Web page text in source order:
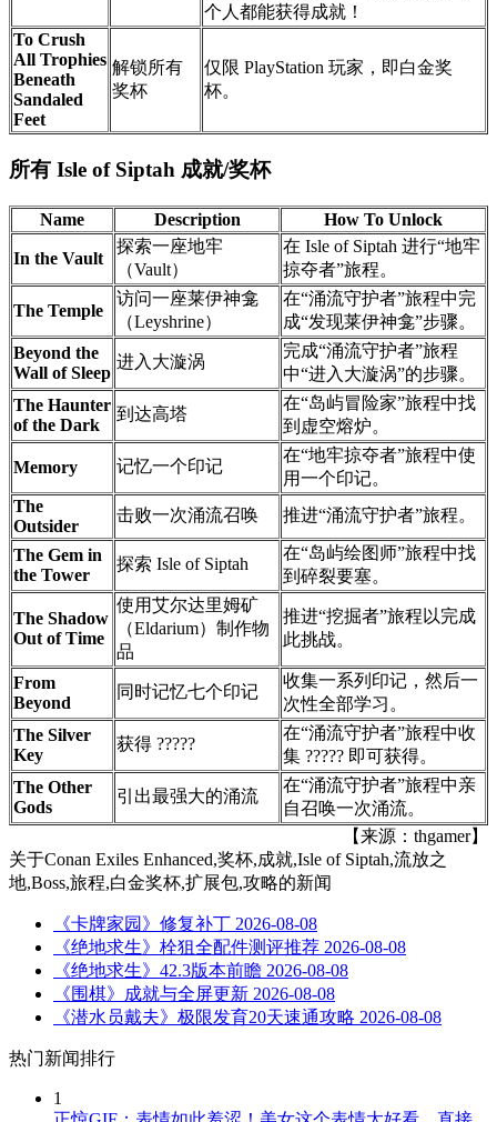
个人都能获得成就！
To Crush
All Trophies
Beneath
Sandaled
Feet
解锁所有
奖杯
仅限 PlayStation 玩家，即白金奖
杯。
所有 Isle of Siptah 成就/奖杯
Name Description How To Unlock
In the Vault
探索一座地牢
（Vault）
在 Isle of Siptah 进行“地牢
掠夺者”旅程。
The Temple
访问一座莱伊神龛
（Leyshrine）
在“涌流守护者”旅程中完
成“发现莱伊神龛”步骤。
Beyond the
Wall of Sleep
进入大漩涡
完成“涌流守护者”旅程
中“进入大漩涡”的步骤。
The Haunter
of the Dark
到达高塔
在“岛屿冒险家”旅程中找
到虚空熔炉。
Memory 记忆一个印记
在“地牢掠夺者”旅程中使
用一个印记。
The
Outsider
击败一次涌流召唤 推进“涌流守护者”旅程。
The Gem in
the Tower
探索 Isle of Siptah
在“岛屿绘图师”旅程中找
到碎裂要塞。
The Shadow
Out of Time
使用艾尔达里姆矿
（Eldarium）制作物
品
推进“挖掘者”旅程以完成
此挑战。
From
Beyond
同时记忆七个印记
收集一系列印记，然后一
次性全部学习。
The Silver
Key
获得 ?????
在“涌流守护者”旅程中收
集 ????? 即可获得。
The Other
Gods
引出最强大的涌流
在“涌流守护者”旅程中亲
自召唤一次涌流。
【来源：thgamer】
关于Conan Exiles Enhanced,奖杯,成就,Isle of Siptah,流放之
地,Boss,旅程,白金奖杯,扩展包,攻略的新闻
《卡牌家园》修复补丁 2026-08-08
《绝地求生》栓狙全配件测评推荐 2026-08-08
《绝地求生》42.3版本前瞻 2026-08-08
《围棋》成就与全屏更新 2026-08-08
《潜水员戴夫》极限发育20天速通攻略 2026-08-08
热门新闻排行
1